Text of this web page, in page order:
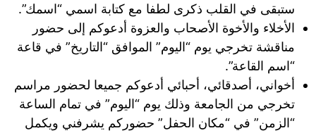
ستبقى في القلب ذكرى لطفا مع كتابة اسمي “اسمك”.
الأخلاء والأخوة الأصحاب والعزوة أدعوكم إلى حضور
مناقشة تخرجي يوم “اليوم” الموافق “التاريخ” في قاعة
“اسم القاعة”.
أخواني، أصدقائي، أحبائي أدعوكم جميعا لحضور مراسم
تخرجي من الجامعة وذلك يوم “اليوم” في تمام الساعة
“الزمن” في “مكان الحفل” حضوركم يشرفني ويكمل